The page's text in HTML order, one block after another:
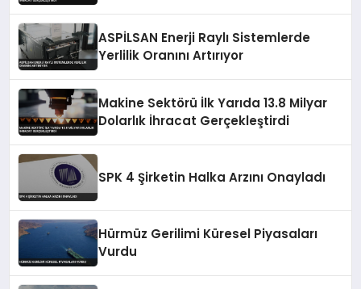
ASPİLSAN Enerji Raylı Sistemlerde
Yerlilik Oranını Artırıyor
Makine Sektörü İlk Yarıda 13.8 Milyar
Dolarlık İhracat Gerçekleştirdi
SPK 4 Şirketin Halka Arzını Onayladı
Hürmüz Gerilimi Küresel Piyasaları
Vurdu